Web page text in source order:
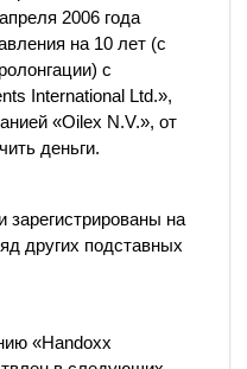
2006 года
на 10 лет (с
с
International Ltd.»,
«Oilex N.V.», от
деньги.
на
других подставных
«Handoxx